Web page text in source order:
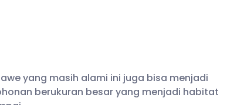
yang masih alami ini juga bisa menjadi
berukuran besar yang menjadi habitat